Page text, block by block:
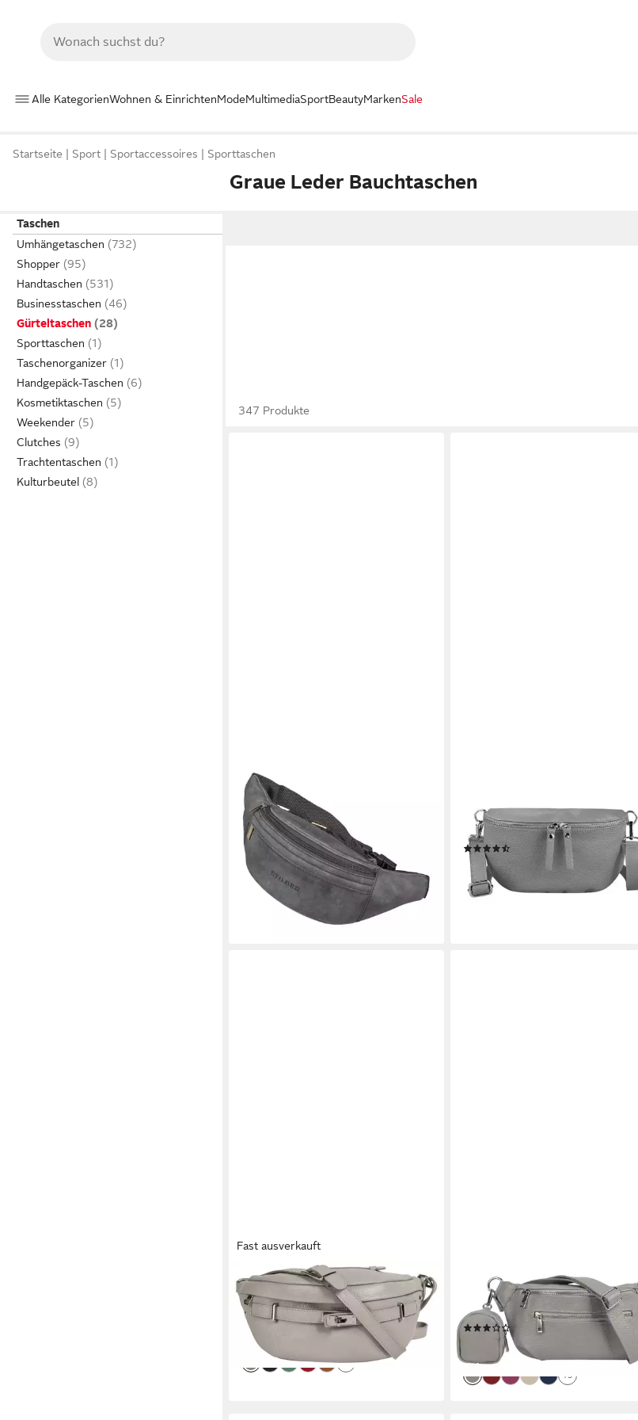
Alle KategorienWohnen & EinrichtenModeMultimediaSportBeautyMarkenSale
Startseite Sport Sportaccessoires Sporttaschen
Graue Leder Bauchtaschen
Taschen
Umhängetaschen
Shopper
Handtaschen
Businesstaschen
Gürteltaschen
Sporttaschen
Taschenorganizer
Handgepäck-Taschen
Kosmetiktaschen
Weekender
Clutches
Trachtentaschen
Kulturbeutel
347 Produkte
Bauchtasche "Lormeva" Gürteltasche
Leder Cross-Body Tasche
54,90 € UVP67,90 €
-19%
lieferbar - in 2-3 Werktagen bei dir
+3
Bag, als Schultertasche, CrossOver,
Umhängetasche tragbar
(3)
44,95 € UVP
-25%
lieferbar - in 2-3 Werktagen bei dir
Fast ausverkauft
SAMANTHA LOOK
Gürteltasche, echt Leder, Made in
Italy
69,95 €
lieferbar - in 1-2 Werktagen bei dir
+4
SAMANTHA LOOK
Gürteltasche, echt Leder, Made in
Italy
49,95 €
lieferbar - in 6-8 Werktagen bei dir
+3